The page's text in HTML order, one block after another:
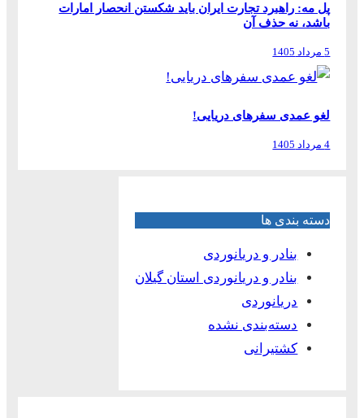
پل مه: راهبرد تجارت ایران باید شکستن انحصار امارات
باشد، نه حذف آن
5 مرداد 1405
لغو عمدی سفرهای دریایی!
4 مرداد 1405
دسته بندی ها
بنادر و دریانوردی
بنادر و دریانوردی استان گیلان
دریانوردی
دسته‌بندی نشده
کشتیرانی